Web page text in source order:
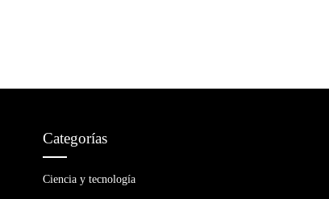
Categorías
Ciencia y tecnología